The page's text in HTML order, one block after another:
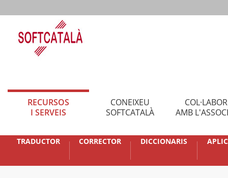
RECURSOS
I SERVEIS
CONEIXEU
SOFTCATALÀ
AMB
TRADUCTOR CORRECTOR DICCIONARIS